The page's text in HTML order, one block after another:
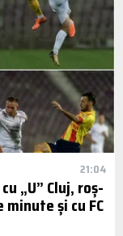
21:04
„U” Cluj, roș-
și cu FC